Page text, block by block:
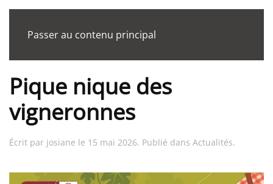
Passer au contenu principal
Pique nique des
vigneronnes
Écrit par josiane le 15 mai 2026. Publié dans Actualités.